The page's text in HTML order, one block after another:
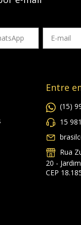
Entre
(15)
15
Rua
20 -
CEP